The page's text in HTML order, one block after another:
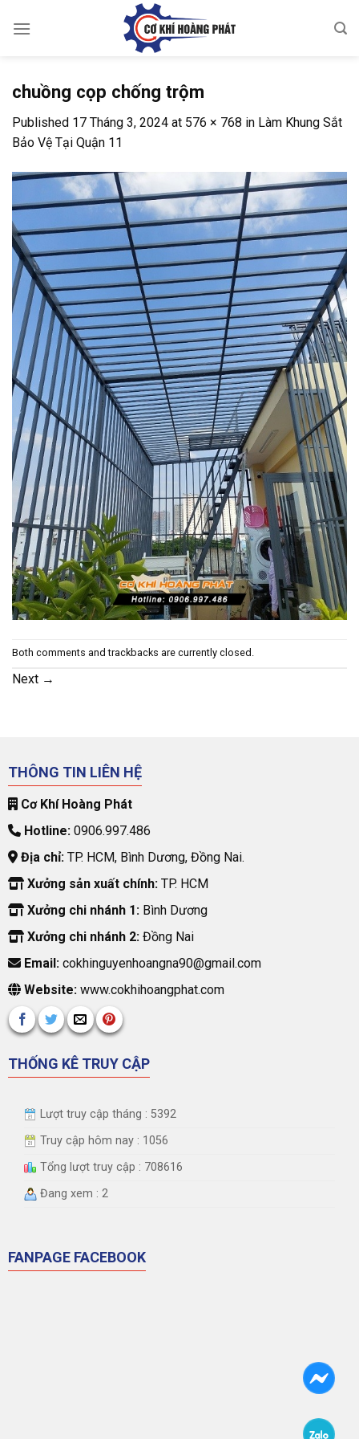
chuồng cọp chống trộm
Published 17 Tháng 3, 2024 at 576 × 768 in Làm Khung Sắt
Bảo Vệ Tại Quận 11
Both comments and trackbacks are currently closed.
Next →
THÔNG TIN LIÊN HỆ
Cơ Khí Hoàng Phát
Hotline:0906.997.486
Địa chỉ:TP. HCM, Bình Dương, Đồng Nai.
Xưởng sản xuất chính:TP. HCM
Xưởng chi nhánh 1:Bình Dương
Xưởng chi nhánh 2:Đồng Nai
Email:cokhinguyenhoangna90@gmail.com
Website:www.cokhihoangphat.com
THỐNG KÊ TRUY CẬP
Lượt truy cập tháng : 5392
Truy cập hôm nay : 1056
Tổng lượt truy cập : 708616
Đang xem : 2
FANPAGE FACEBOOK